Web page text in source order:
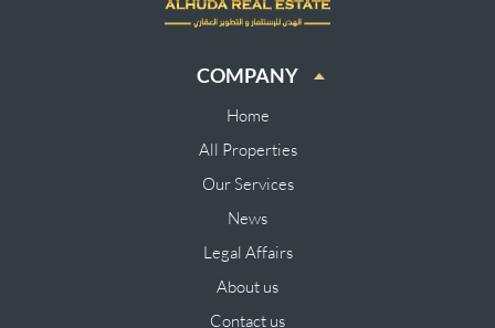
COMPANY
Home
All Properties
Our Services
News
Legal Affairs
About us
Contact us